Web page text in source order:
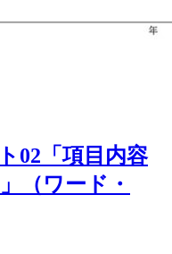
02「項目内容
（ワード・